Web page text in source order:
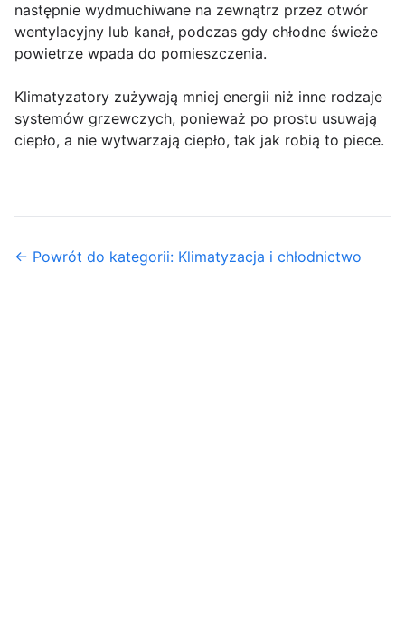
następnie wydmuchiwane na zewnątrz przez otwór
wentylacyjny lub kanał, podczas gdy chłodne świeże
powietrze wpada do pomieszczenia.
Klimatyzatory zużywają mniej energii niż inne rodzaje
systemów grzewczych, ponieważ po prostu usuwają
ciepło, a nie wytwarzają ciepło, tak jak robią to piece.
← Powrót do kategorii: Klimatyzacja i chłodnictwo